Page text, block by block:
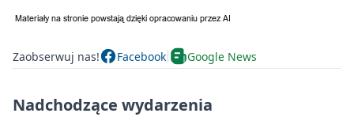
Zaobserwuj nas! Facebook Google News
Nadchodzące wydarzenia